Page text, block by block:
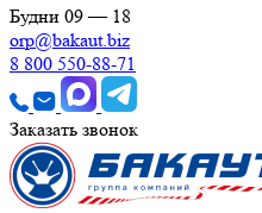
Будни 09 — 18
orp@bakaut.biz
8 800 550-88-71
Заказать звонок